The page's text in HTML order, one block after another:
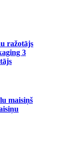
ražotājs
3
maisiņš